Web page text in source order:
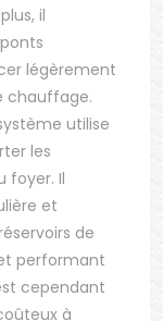
il
légèrement
chauffage.
utilise
les
foyer. Il
et
de
performant
cependant
à